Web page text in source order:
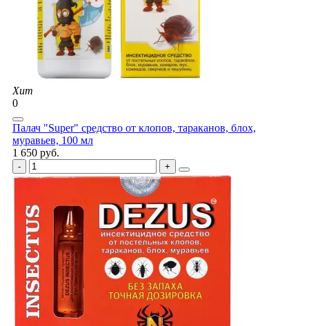
Хит
0
Палач "Super" средство от клопов, тараканов, блох,
муравьев, 100 мл
1 650 руб.